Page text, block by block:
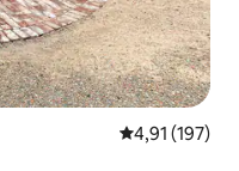
prosječna
4,91 (197)